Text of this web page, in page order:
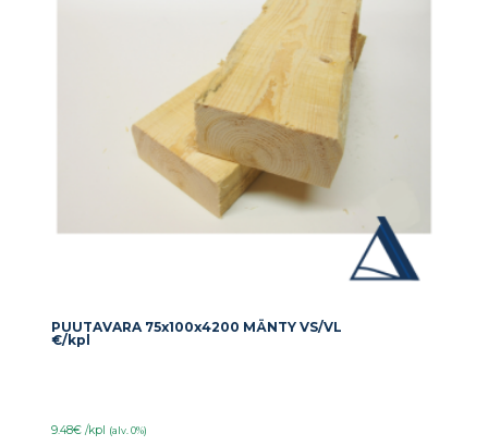
PUUTAVARA 75x100x4200 MÄNTY VS/VL
€/kpl
9.48€ /kpl (alv. 0%)